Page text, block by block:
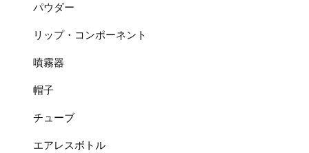
パウダー
リップ・コンポーネント
噴霧器
帽子
チューブ
エアレスボトル